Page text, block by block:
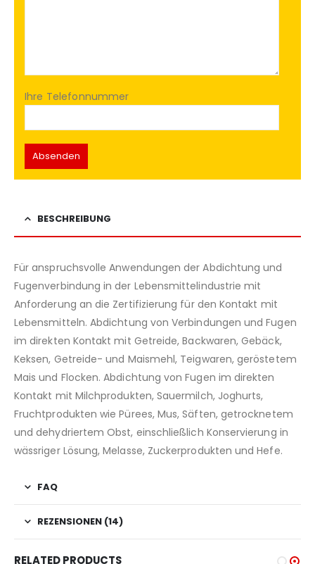
Ihre Telefonnummer
BESCHREIBUNG
Für anspruchsvolle Anwendungen der Abdichtung und
Fugenverbindung in der Lebensmittelindustrie mit
Anforderung an die Zertifizierung für den Kontakt mit
Lebensmitteln. Abdichtung von Verbindungen und Fugen
im direkten Kontakt mit Getreide, Backwaren, Gebäck,
Keksen, Getreide- und Maismehl, Teigwaren, geröstetem
Mais und Flocken. Abdichtung von Fugen im direkten
Kontakt mit Milchprodukten, Sauermilch, Joghurts,
Fruchtprodukten wie Pürees, Mus, Säften, getrocknetem
und dehydriertem Obst, einschließlich Konservierung in
wässriger Lösung, Melasse, Zuckerprodukten und Hefe.
FAQ
REZENSIONEN (14)
RELATED PRODUCTS